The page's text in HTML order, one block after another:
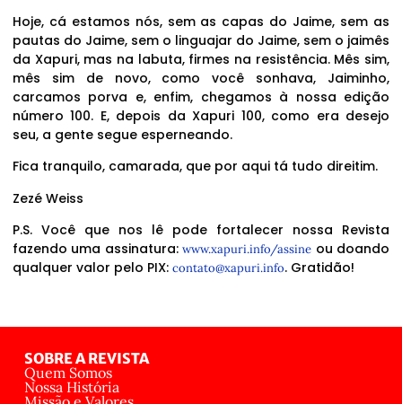
Hoje, cá estamos nós, sem as capas do Jaime, sem as
pautas do Jaime, sem o linguajar do Jaime, sem o jaimês
da Xapuri, mas na labuta, firmes na resistência. Mês sim,
mês sim de novo, como você sonhava, Jaiminho,
carcamos porva e, enfim, chegamos à nossa edição
número 100. E, depois da Xapuri 100, como era desejo
seu, a gente segue esperneando.
Fica tranquilo, camarada, que por aqui tá tudo direitim.
Zezé Weiss
P.S. Você que nos lê pode fortalecer nossa Revista
fazendo uma assinatura:www.xapuri.info/assine ou doando
qualquer valor pelo PIX: contato@xapuri.info. Gratidão!
SOBRE A REVISTA
Quem Somos
Nossa História